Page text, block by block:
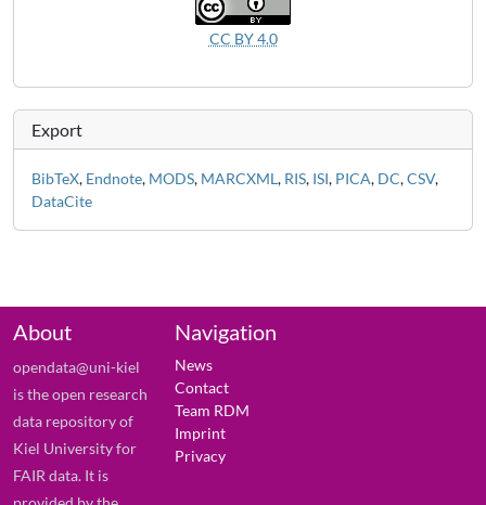
CC BY 4.0
Export
BibTeX, Endnote, MODS, MARCXML, RIS, ISI, PICA, DC,CSV,
DataCite
About
opendata@uni-kiel
is the open research
data repository of
Kiel University for
FAIR data. It is
Navigation
News
Contact
Team RDM
Imprint
Privacy